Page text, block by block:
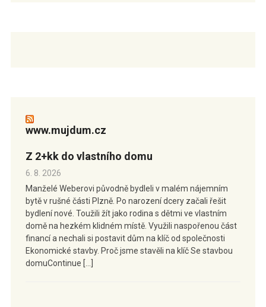
www.mujdum.cz
Z 2+kk do vlastního domu
6. 8. 2026
Manželé Weberovi původně bydleli v malém nájemním
bytě v rušné části Plzně. Po narození dcery začali řešit
bydlení nové. Toužili žít jako rodina s dětmi ve vlastním
domě na hezkém klidném místě. Využili naspořenou část
financí a nechali si postavit dům na klíč od společnosti
Ekonomické stavby. Proč jsme stavěli na klíč Se stavbou
domuContinue […]